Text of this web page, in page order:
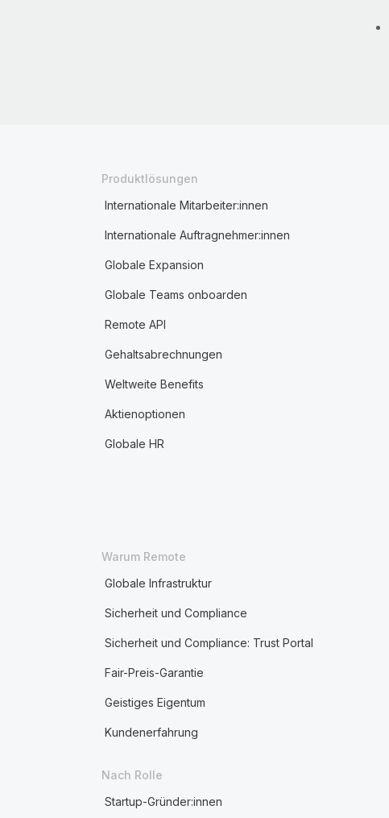
Produktlösungen
Internationale Mitarbeiter:innen
Internationale Auftragnehmer:innen
Globale Expansion
Globale Teams onboarden
Remote API
Gehaltsabrechnungen
Weltweite Benefits
Aktienoptionen
Globale HR
Warum Remote
Globale Infrastruktur
Sicherheit und Compliance
Sicherheit und Compliance: Trust Portal
Fair-Preis-Garantie
Geistiges Eigentum
Kundenerfahrung
Nach Rolle
Startup-Gründer:innen